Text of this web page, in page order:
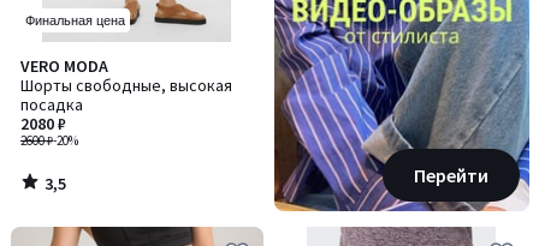
Финальная цена
VERO MODA
Шорты свободные, высокая
посадка
2600 ₽-20%
2080 ₽
3,5
/ 5
3,5
/
Перейти